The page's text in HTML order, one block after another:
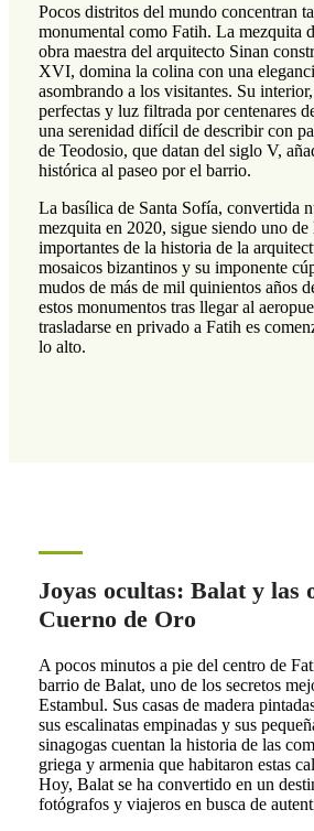
Pocos distritos del mundo concentran
monumental como Fatih. La mezquita
obra maestra del arquitecto Sinan
XVI, domina la colina con una
asombrando a los visitantes. Su
perfectas y luz filtrada por centenares
una serenidad difícil de describir con
de Teodosio, que datan del siglo V,
histórica al paseo por el barrio.
La basílica de Santa Sofía, convertida
mezquita en 2020, sigue siendo uno
importantes de la historia de la
mosaicos bizantinos y su imponente
mudos de más de mil quinientos años
estos monumentos tras llegar al
trasladarse en privado a Fatih es
lo alto.
Joyas ocultas: Balat y las
Cuerno de Oro
A pocos minutos a pie del centro de
barrio de Balat, uno de los secretos
Estambul. Sus casas de madera
sus escalinatas empinadas y sus
sinagogas cuentan la historia de las
griega y armenia que habitaron estas
Hoy, Balat se ha convertido en un
fotógrafos y viajeros en busca de